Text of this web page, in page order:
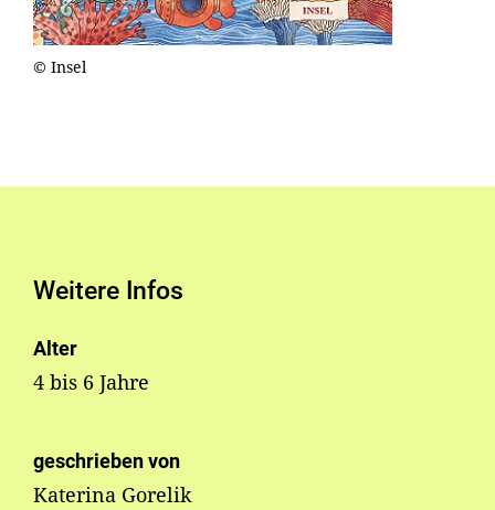
© Insel
Weitere Infos
Alter
4 bis 6 Jahre
geschrieben von
Katerina Gorelik